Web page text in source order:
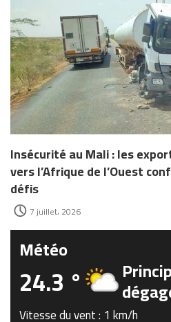
Insécurité au Mali : les
vers l’Afrique de l’Ouest
défis
7 juillet، 2026